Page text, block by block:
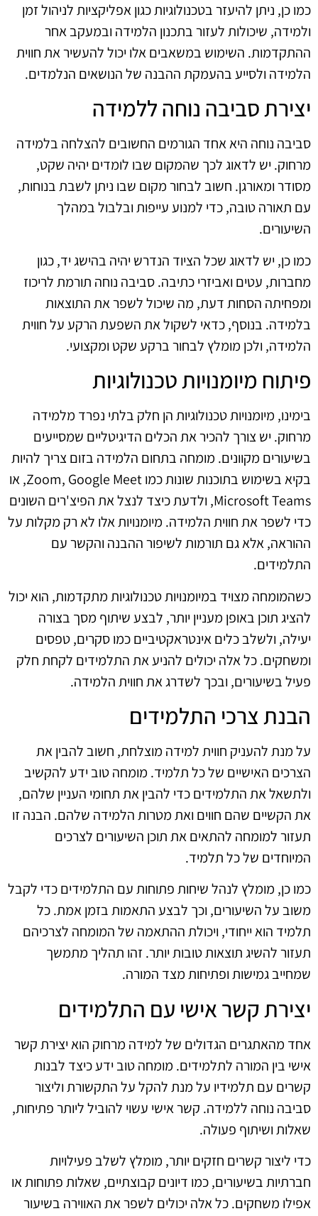
כמו כן, ניתן להיעזר בטכנולוגיות כגון אפליקציות לניהול זמן
ולמידה, שיכולות לעזור בתכנון הלמידה ובמעקב אחר
ההתקדמות. השימוש במשאבים אלו יכול להעשיר את חווית
הלמידה ולסייע בהעמקת ההבנה של הנושאים הנלמדים.
יצירת סביבה נוחה ללמידה
סביבה נוחה היא אחד הגורמים החשובים להצלחה בלמידה
מרחוק. יש לדאוג לכך שהמקום שבו לומדים יהיה שקט,
מסודר ומאורגן. חשוב לבחור מקום שבו ניתן לשבת בנוחות,
עם תאורה טובה, כדי למנוע עייפות ובלבול במהלך
השיעורים.
כמו כן, יש לדאוג שכל הציוד הנדרש יהיה בהישג יד, כגון
מחברות, עטים ואביזרי כתיבה. סביבה נוחה תורמת לריכוז
ומפחיתה הסחות דעת, מה שיכול לשפר את התוצאות
בלמידה. בנוסף, כדאי לשקול את השפעת הרקע על חווית
הלמידה, ולכן מומלץ לבחור ברקע שקט ומקצועי.
פיתוח מיומנויות טכנולוגיות
בימינו, מיומנויות טכנולוגיות הן חלק בלתי נפרד מלמידה
מרחוק. יש צורך להכיר את הכלים הדיגיטליים שמסייעים
בשיעורים מקוונים. מומחה בתחום הלמידה בזום צריך להיות
בקיא בשימוש בתוכנות שונות כמו Zoom, Google Meet, או
Microsoft Teams, ולדעת כיצד לנצל את הפיצ'רים השונים
כדי לשפר את חווית הלמידה. מיומנויות אלו לא רק מקלות על
ההוראה, אלא גם תורמות לשיפור ההבנה והקשר עם
התלמידים.
כשהמומחה מצויד במיומנויות טכנולוגיות מתקדמות, הוא יכול
להציג תוכן באופן מעניין יותר, לבצע שיתוף מסך בצורה
יעילה, ולשלב כלים אינטראקטיביים כמו סקרים, טפסים
ומשחקים. כל אלה יכולים להניע את התלמידים לקחת חלק
פעיל בשיעורים, ובכך לשדרג את חווית הלמידה.
הבנת צרכי התלמידים
על מנת להעניק חווית למידה מוצלחת, חשוב להבין את
הצרכים האישיים של כל תלמיד. מומחה טוב ידע להקשיב
ולתשאל את התלמידים כדי להבין את תחומי העניין שלהם,
את הקשיים שהם חווים ואת מטרות הלמידה שלהם. הבנה זו
תעזור למומחה להתאים את תוכן השיעורים לצרכים
המיוחדים של כל תלמיד.
כמו כן, מומלץ לנהל שיחות פתוחות עם התלמידים כדי לקבל
משוב על השיעורים, וכך לבצע התאמות בזמן אמת. כל
תלמיד הוא ייחודי, ויכולת ההתאמה של המומחה לצרכיהם
תעזור להשיג תוצאות טובות יותר. זהו תהליך מתמשך
שמחייב גמישות ופתיחות מצד המורה.
יצירת קשר אישי עם התלמידים
אחד מהאתגרים הגדולים של למידה מרחוק הוא יצירת קשר
אישי בין המורה לתלמידים. מומחה טוב ידע כיצד לבנות
קשרים עם תלמידיו על מנת להקל על התקשורת וליצור
סביבה נוחה ללמידה. קשר אישי עשוי להוביל ליותר פתיחות,
שאלות ושיתוף פעולה.
כדי ליצור קשרים חזקים יותר, מומלץ לשלב פעילויות
חברתיות בשיעורים, כמו דיונים קבוצתיים, שאלות פתוחות או
אפילו משחקים. כל אלה יכולים לשפר את האווירה בשיעור